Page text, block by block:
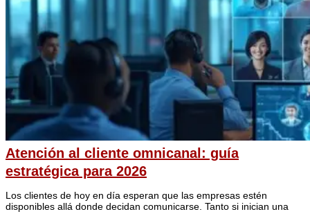
Atención al cliente omnicanal: guía
estratégica para 2026
Los clientes de hoy en día esperan que las empresas estén
disponibles allá donde decidan comunicarse. Tanto si inician una